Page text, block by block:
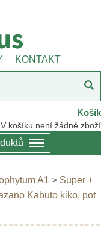
KONTAKT
Košík
V košíku není žádné zboží
A1 > Super +
Kabuto kiko, pot